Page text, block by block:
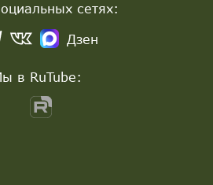
сетях:
Дзен
в RuTube: